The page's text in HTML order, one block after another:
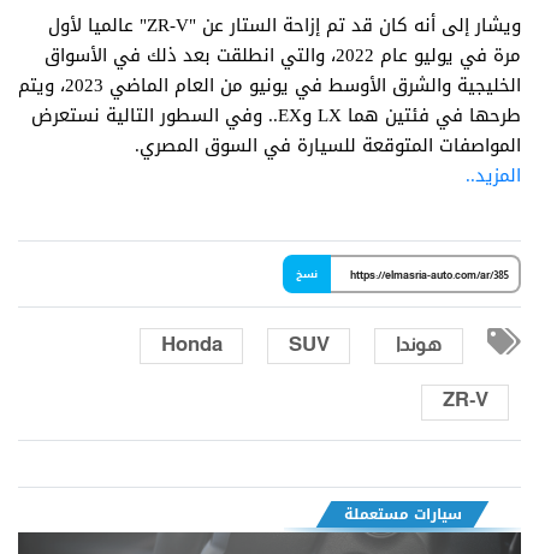
ويشار إلى أنه كان قد تم إزاحة الستار عن "ZR-V" عالميا لأول
مرة في يوليو عام 2022، والتي انطلقت بعد ذلك في الأسواق
الخليجية والشرق الأوسط في يونيو من العام الماضي 2023، ويتم
طرحها في فئتين هما LX وEX.. وفي السطور التالية نستعرض
المواصفات المتوقعة للسيارة في السوق المصري.
المزيد..
نسخ
هوندا SUV
Honda
ZR-V
سيارات مستعملة